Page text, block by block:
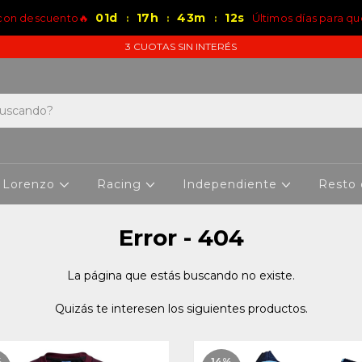
descuento🔥 01d : 17h : 43m : 12s Últimos días para
3 CUOTAS SIN INTERÉS
Lorenzo Racing Independiente Resto
Error - 404
La página que estás buscando no existe.
Quizás te interesen los siguientes productos.